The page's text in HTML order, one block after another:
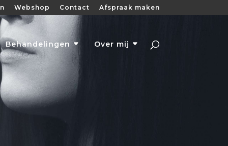
Webshop Contact Afspraak maken
Behandelingen Over mij